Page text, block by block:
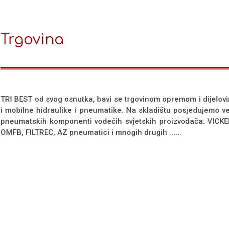
Trgovina
TRI BEST od svog osnutka, bavi se trgovinom opremom i
i mobilne hidraulike i pneumatike. Na skladištu posjedujemo
pneumatskih komponenti vodećih svjetskih proizvođača:
OMFB, FILTREC, AZ pneumatici i mnogih drugih ......